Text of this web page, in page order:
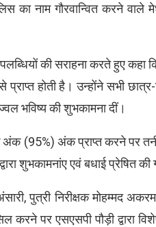
का नाम गौरवान्वित करने वाले
की सराहना करते हुए
होती है। उन्होंने सभी
भविष्य की शुभकामना दीं।
अंक (95%) अंक प्राप्त करने पर
शुभकामनांए एवं बधाई प्रेषित की
पुत्री निरीक्षक मोहम्मद अकरम
करने पर एसएसपी पौड़ी द्वारा